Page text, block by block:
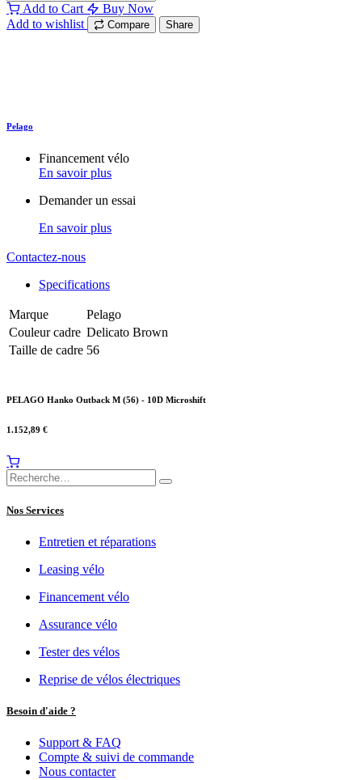
Add to Cart
Buy Now
Add to wishlist
Compare Share
Pelago
Financement vélo
En savoir plus
Demander un essai
En savoir plus
Contactez-nous
Specifications
Marque
Pelago
Couleur cadre Delicato Brown
Taille de cadre 56
PELAGO Hanko Outback M (56) - 10D Microshift
1.152,89 €
Nos Services
Entretien et réparations
Leasing vélo
Financement vélo
Assurance vélo
Tester des vélos
Reprise de vélos électriques
Besoin d'aide ?
Support & FAQ
Compte & suivi de commande
Nous contacter